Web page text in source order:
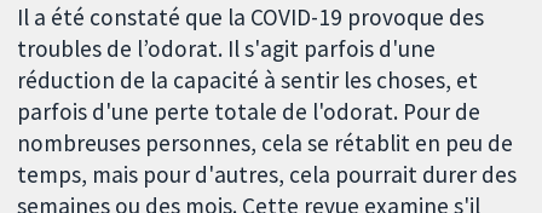
Il a été constaté que la COVID-19 provoque des
troubles de l’odorat. Il s'agit parfois d'une
réduction de la capacité à sentir les choses, et
parfois d'une perte totale de l'odorat. Pour de
nombreuses personnes, cela se rétablit en peu de
temps, mais pour d'autres, cela pourrait durer des
semaines ou des mois. Cette revue examine s'il